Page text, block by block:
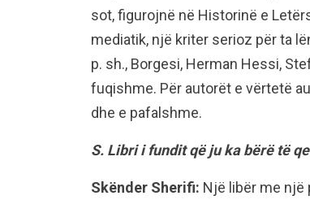
sot, figurojnë në Historinë e
mediatik, një kriter serioz për ta
p. sh., Borgesi, Herman Hessi,
fuqishme. Për autorët e vërtetë
dhe e pafalshme.
S. Libri i fundit që ju ka bërë të
Skënder Sherifi: Një libër me